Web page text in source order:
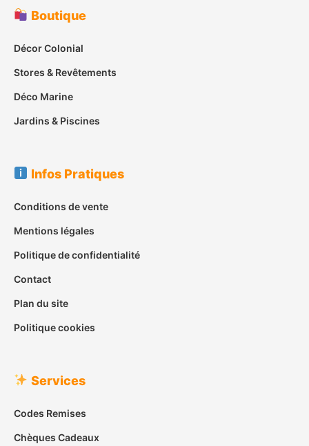
Boutique
Décor Colonial
Stores & Revêtements
Déco Marine
Jardins & Piscines
Infos Pratiques
Conditions de vente
Mentions légales
Politique de confidentialité
Contact
Plan du site
Politique cookies
Services
Codes Remises
Chèques Cadeaux